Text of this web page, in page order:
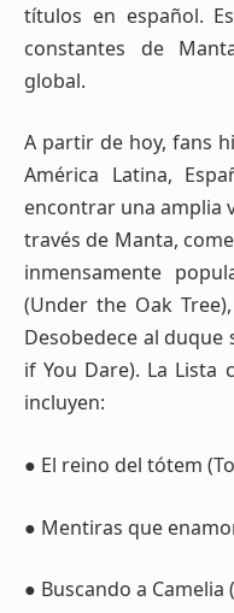
títulos en español.
constantes de
global.
A partir de hoy, fans
América Latina,
encontrar una amplia
través de Manta,
inmensamente
(Under the Oak
Desobedece al duque
if You Dare). La Lista
incluyen:
● El reino del tótem
● Mentiras que
● Buscando a Camelia